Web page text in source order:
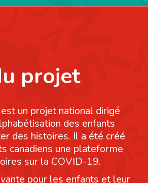
projet
un projet national dirigé
des enfants
des histoires. Il a été créé
canadiens une plateforme
sur la COVID-19.
pour les enfants et leur